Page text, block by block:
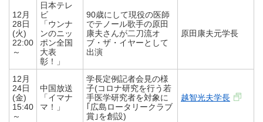
12月
28日
(火)
22:00
～
日本テレ
ビ
「ウンナ
ンのニッ
ポン全国
大表
彰！」
90歳にして現役の医師
でテノール歌手の原田
康夫さんが二刀流オ
ブ・ザ・イヤーとして
出演
原田康夫元学長
12月
24日
(金)
15:40
～
中国放送
「イマナ
マ！」
学長定例記者会見の様
子(コロナ研究を行う若
手医学研究者を対象に
｢広島ロータリークラブ
賞｣を創設)
越智光夫学長